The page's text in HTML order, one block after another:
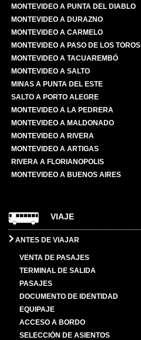
MONTEVIDEO A PUNTA DEL DIABLO
MONTEVIDEO A DURAZNO
MONTEVIDEO A CARMELO
MONTEVIDEO A PASO DE LOS TOROS
MONTEVIDEO A TACUAREMBÓ
MONTEVIDEO A SALTO
MINAS A PUNTA DEL ESTE
SALTO A PORTO ALEGRE
MONTEVIDEO A LA PEDRERA
MONTEVIDEO A MALDONADO
MONTEVIDEO A RIVERA
MONTEVIDEO A ARTIGAS
RIVERA A FLORIANOPOLIS
MONTEVIDEO A BUENOS AIRES
VIAJE
ANTES DE VIAJAR
VENTA DE PASAJES
TERMINAL DE SALIDA
PASAJES
DOCUMENTO DE IDENTIDAD
EQUIPAJE
ACCESO A BORDO
SELECCIÓN DE ASIENTOS